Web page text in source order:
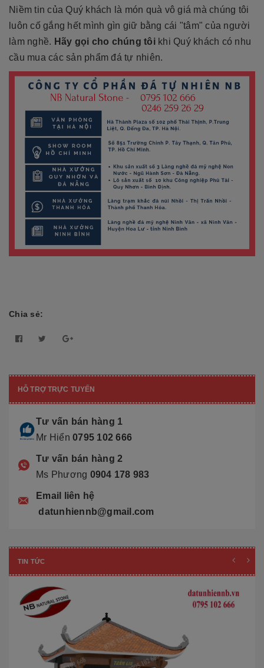
Niềm tin của Quý khách là món quà vô giá mà chúng tôi
luôn cố gắng hết mình gìn giữ bằng cái "tâm" của người
làm nghề. Hãy gọi cho chúng tôikhi Quý khách có nhu
cầu mua các sản phẩm đá tự nhiên.
Chia sẻ:
HỖ TRỢ TRỰC TUYẾN
Tư vấn bán hàng 1
Mr Hiển 0795 102 666
Tư vấn bán hàng 2
Ms Phương 0904 178 983
Email liên hệ
datunhiennb@gmail.com
TIN TỨC